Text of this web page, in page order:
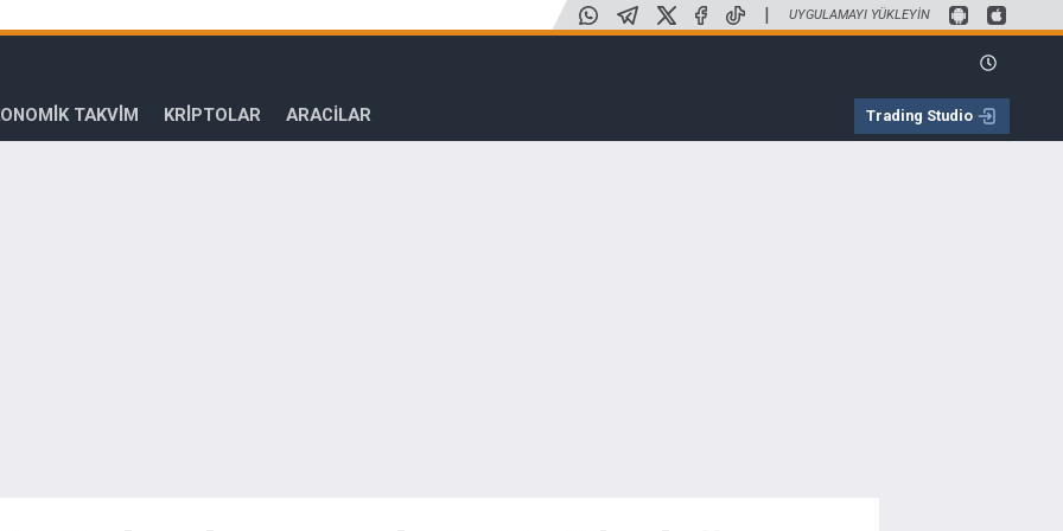
| UYGULAMAYI YÜKLEYIN
TAKVİM KRİPTOLAR ARACILAR Trading Studio